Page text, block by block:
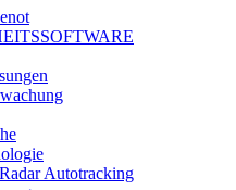
Autotracking​